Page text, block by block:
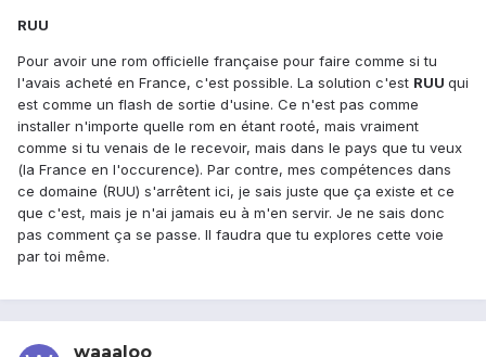
RUU
Pour avoir une rom officielle française pour faire comme si tu
l'avais acheté en France, c'est possible. La solution c'est RUU qui
est comme un flash de sortie d'usine. Ce n'est pas comme
installer n'importe quelle rom en étant rooté, mais vraiment
comme si tu venais de le recevoir, mais dans le pays que tu veux
(la France en l'occurence). Par contre, mes compétences dans
ce domaine (RUU) s'arrêtent ici, je sais juste que ça existe et ce
que c'est, mais je n'ai jamais eu à m'en servir. Je ne sais donc
pas comment ça se passe. Il faudra que tu explores cette voie
par toi même.
waaaloo